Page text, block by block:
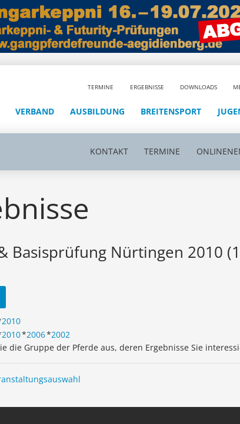
TERMINE ERGEBNISSE DOWNLOADS
VERBAND AUSBILDUNG BREITENSPORT
KONTAKT TERMINE
Basisprüfung Nürtingen 2010
2010
2010*2006*2002
die Gruppe der Pferde aus, deren Ergebnisse Sie